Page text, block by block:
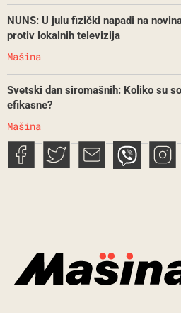
NUNS: U julu fizički napadi na
protiv lokalnih televizija
Mašina
Svetski dan siromašnih: Koliko su
efikasne?
Mašina